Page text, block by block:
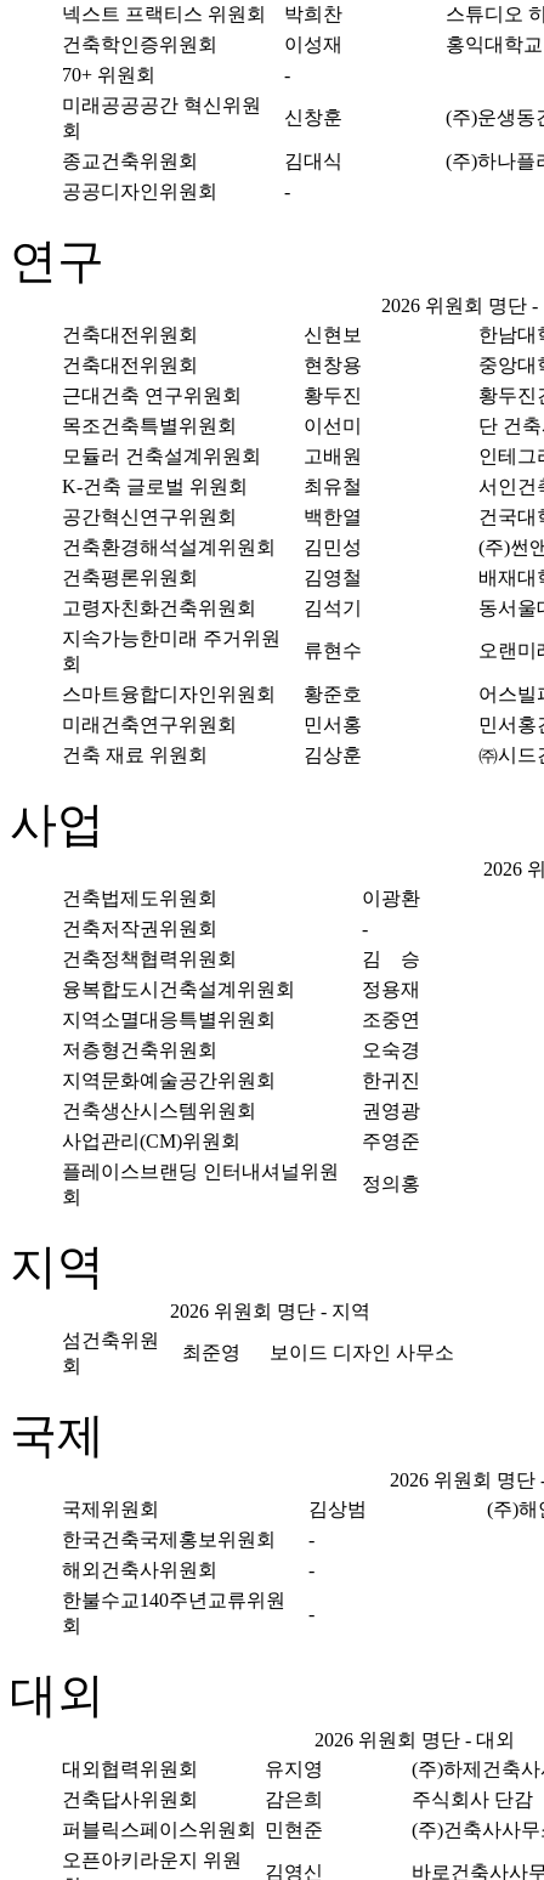
넥스트 프랙티스 위원회
박희찬
스튜디오
건축학인증위원회
이성재
홍익대학교
70+ 위원회
-
미래공공공간 혁신위원
회
신창훈 (주)운생동
종교건축위원회 김대식
(주)하나플
공공디자인위원회
-
연구
2026 위원회 명단 -
건축대전위원회
신현보
한남대
건축대전위원회
현창용
중앙대
근대건축 연구위원회
황두진
황두진
목조건축특별위원회
이선미
단 건
모듈러 건축설계위원회
고배원
인테그
K-건축 글로벌 위원회
최유철
서인건
공간혁신연구위원회
백한열
건국대
건축환경해석설계위원회
김민성
(주)썬
건축평론위원회
김영철
배재대
고령자친화건축위원회
김석기
동서울
지속가능한미래 주거위원
회
류현수 오랜미
스마트융합디자인위원회 황준호
어스빌
미래건축연구위원회
민서홍
민서홍
건축 재료 위원회
김상훈 ㈜시드
사업
2026
건축법제도위원회
이광환
건축저작권위원회
-
건축정책협력위원회
김 승
융복합도시건축설계위원회
정용재
지역소멸대응특별위원회
조중연
저층형건축위원회
오숙경
지역문화예술공간위원회
한귀진
건축생산시스템위원회
권영광
사업관리(CM)위원회
주영준
플레이스브랜딩 인터내셔널위원
회
정의홍
지역
2026 위원회 명단 - 지역
섬건축위원
회
최준영 보이드 디자인 사무소
국제
2026 위원회 명단
국제위원회
김상범
(주)해
한국건축국제홍보위원회
-
해외건축사위원회
-
한불수교140주년교류위원
회
-
대외
2026 위원회 명단 - 대외
대외협력위원회
유지영
(주)하제건축
건축답사위원회
감은희
주식회사 단감
퍼블릭스페이스위원회
민현준
(주)건축사사
오픈아키라운지 위원
김영신 바로건축사사